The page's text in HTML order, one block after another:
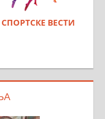
СПОРТСКЕ ВЕСТИ